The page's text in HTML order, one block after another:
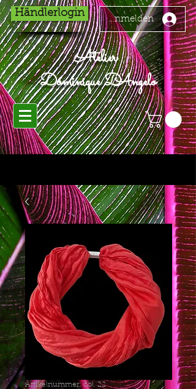
Händlerlogin
Anmelden
Atelier
Dominique D'Angelo
Artikelnummer: col. 22